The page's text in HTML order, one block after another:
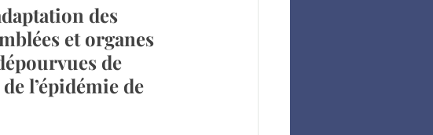
des
et organes
de
l’épidémie de